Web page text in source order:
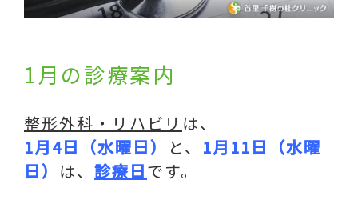
1月の診療案内
整形外科・リハビリ は、
1月4日（水曜日）
と、 1月11日（水曜
日） は、 診療日です。